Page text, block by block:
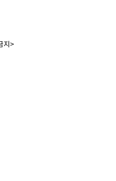
지>